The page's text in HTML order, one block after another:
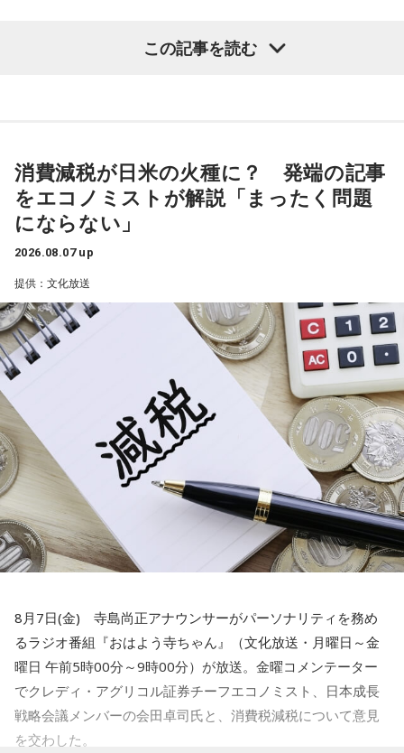
■ハッシュタグ：#ビバリー昼ズ
「一蔵さんが気になったニュースは何でしょうか？」
一蔵「名古屋市内の南区のある町内会が、高齢化と皆さんお
忙しいということで会長がなかなか決まんなかったと。で、
この17歳の娘さんのお父様の方に町内会長の打診があった
んが「私がやろうか」と」
水谷
一蔵
「これは素晴らしいでしょう。我が地元の練馬区田柄は
結構大きな町内会があって、まあ町内会長は不足してないで
すけど、やっぱ町内会に入ること自体が都内の方は少ない。
で、どんどん小さくなっていく。小さくなっていくと、どう
なるかっていうと、当たり前にやっていた盆踊りや、お祭り
がなくなっていくわけです。それを町内会の方々が寄付とか
集めてやってるわけじゃないですか」
一蔵 「だからね、この記事を読んだら「AIを駆使して盛り上
げていく」とか」
水谷「おお～」
この記事を読む
消費減税が日米の火種に？ 発端の記事
をエコノミストが解説「まったく問題
にならない」
2026.08.07 up
提供：文化放送
8月7日(金) 寺島尚正アナウンサーがパーソナリティを務め
るラジオ番組『おはよう寺ちゃん』（文化放送・月曜日～金
曜日 午前5時00分～9時00分）が放送。金曜コメンテーター
でクレディ・アグリコル証券チーフエコノミスト、日本成長
戦略会議メンバーの会田卓司氏と、消費税減税について意見
を交わした。